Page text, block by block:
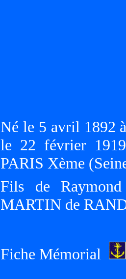
Né le 5 avril 1892
le 22 février
PARIS Xème
Fils de
MARTIN de
Fiche Mémorial